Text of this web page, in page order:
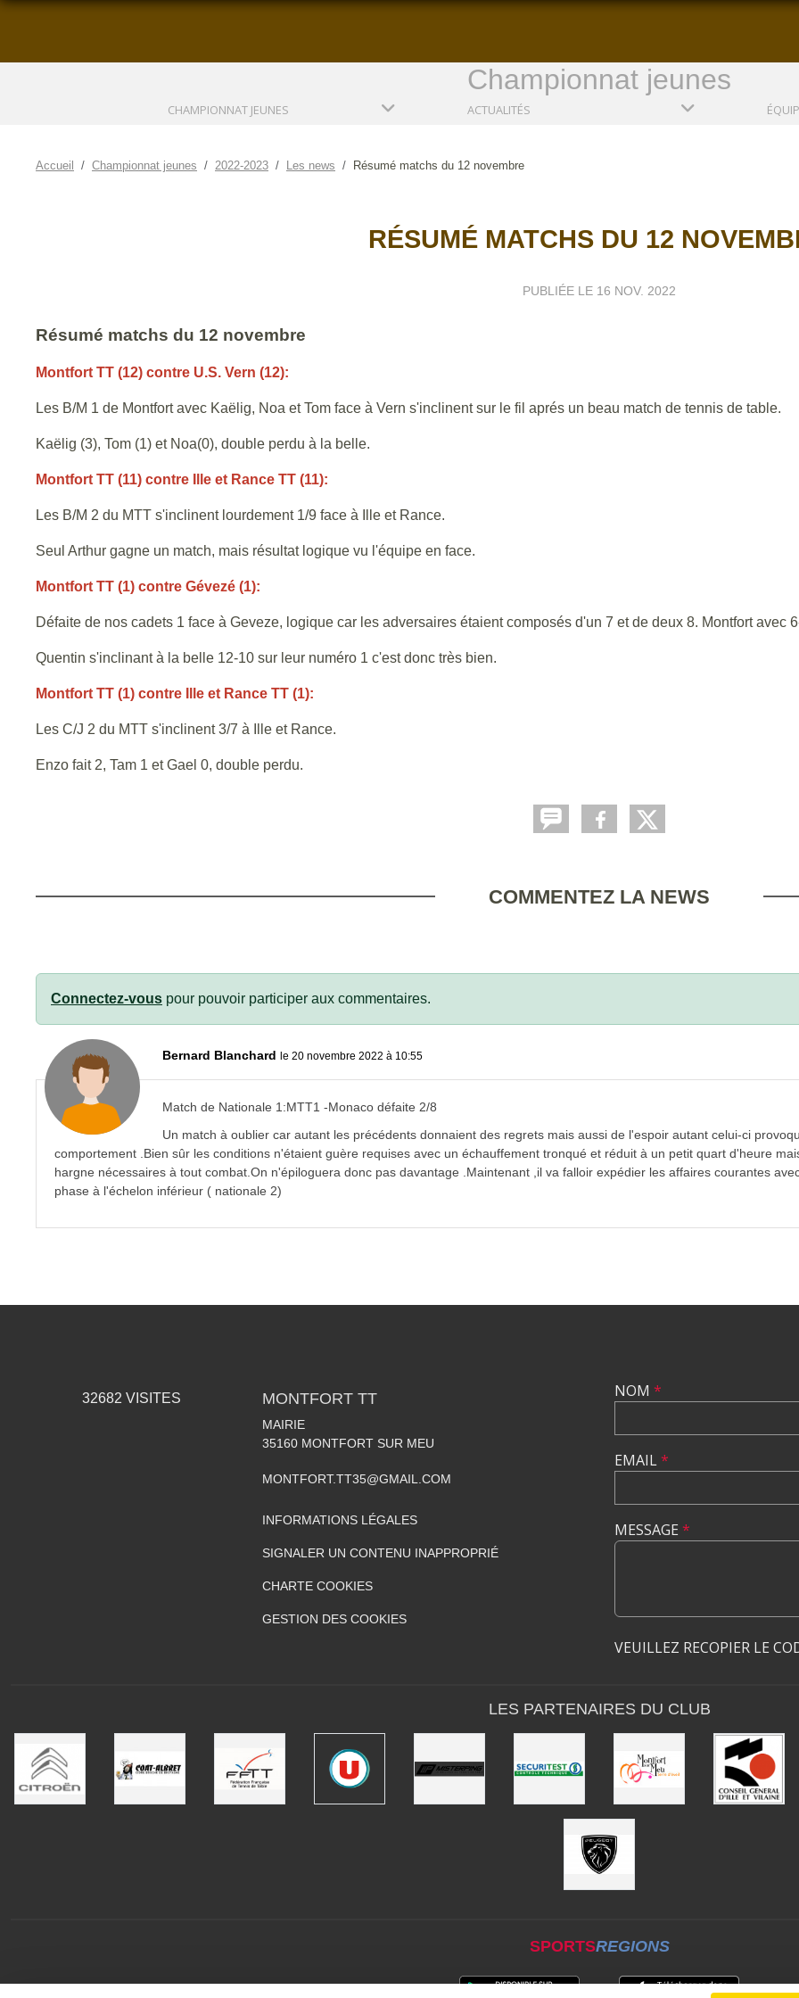
Championnat jeunes
CHAMPIONNAT JEUNES ACTUALITÉS
Accueil Championnat jeunes 2022-2023 Les news Résumé matchs du 12 novembre
RÉSUMÉ MATCHS DU 12
PUBLIÉE LE 16 NOV. 2022
Résumé matchs du 12 novembre
Montfort TT (12) contre U.S. Vern (12):
Les B/M 1 de Montfort avec Kaëlig, Noa et Tom face à Vern s'inclinent sur le fil aprés un beau match de tennis de table.
Kaëlig (3), Tom (1) et Noa(0), double perdu à la belle.
Montfort TT (11) contre Ille et Rance TT (11):
Les B/M 2 du MTT s'inclinent lourdement 1/9 face à Ille et Rance.
Seul Arthur gagne un match, mais résultat logique vu l'équipe en face.
Montfort TT (1) contre Gévezé (1):
Défaite de nos cadets 1 face à Geveze, logique car les adversaires étaient composés d'un 7 et de deux 8. Montfort avec
Quentin s'inclinant à la belle 12-10 sur leur numéro 1 c'est donc très bien.
Montfort TT (1) contre Ille et Rance TT (1):
Les C/J 2 du MTT s'inclinent 3/7 à Ille et Rance.
Enzo fait 2, Tam 1 et Gael 0, double perdu.
COMMENTEZ LA NEWS
Connectez-vous pour pouvoir participer aux commentaires.
Bernard Blanchard le 20 novembre 2022 à 10:55
Match de Nationale 1:MTT1 -Monaco défaite 2/8
Un match à oublier car autant les précédents donnaient des regrets mais aussi de l'espoir autant celui-ci
comportement .Bien sûr les conditions n'étaient guère requises avec un échauffement tronqué et réduit à un petit quart d'heure
hargne nécessaires à tout combat.On n'épiloguera donc pas davantage .Maintenant ,il va falloir expédier les affaires courantes
phase à l'échelon inférieur ( nationale 2)
32682 VISITES MONTFORT TT
MAIRIE
35160 MONTFORT SUR MEU
MONTFORT.TT35@GMAIL.COM
INFORMATIONS LÉGALES
SIGNALER UN CONTENU INAPPROPRIÉ
CHARTE COOKIES
GESTION DES COOKIES
NOM *
EMAIL*
MESSAGE *
VEUILLEZ RECOPIER LE
LES PARTENAIRES DU CLUB
SPORTSREGIONS